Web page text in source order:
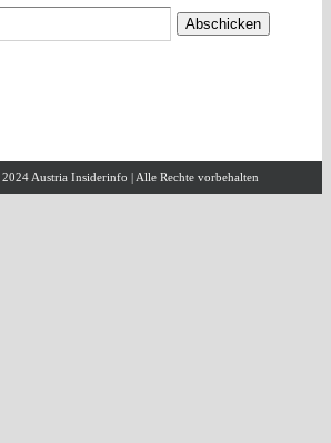
Austria Insiderinfo | Alle Rechte vorbehalten